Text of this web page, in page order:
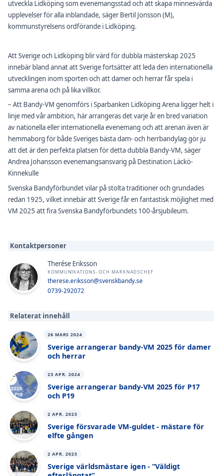
utveckla Lidköping som evenemangsstad och att skapa minnesvärda
upplevelser för alla inblandade, säger Bertil Jonsson (M),
kommunstyrelsens ordförande i Lidköping.
Att Sverige och Lidköping blir värd för dubbla mästerskap 2025
innebär bland annat att Sverige fortsätter att leda den internationella
utvecklingen inom sporten och att damer och herrar får spela i
samma arena och på lika villkor.
– Att Bandy-VM genomförs i Sparbanken Lidköping Arena ligger helt i
linje med vår ambition, här arrangeras det varje år en bred variation
av nationella eller internationella evenemang och att arenan även är
hemmaborg för både Sveriges bästa dam- och herrbandylag gör ju
att det är den perfekta platsen för detta dubbla Bandy-VM, säger
Andrea Johansson evenemangsansvarig på Destination Läckö-
Kinnekulle
Svenska Bandyförbundet vilar på stolta traditioner och grundades
redan 1925, vilket innebär att Sverige får en fantastisk möjlighet med
VM 2025 att fira Svenska Bandyförbundets 100-årsjubileum.
Kontaktpersoner
Therése Eriksson
KOMMUNIKATIONS- OCH MARKNADSCHEF
therese.eriksson@svenskbandy.se
0739-292072
Relaterat innehåll
26 MARS 2024
Sverige arrangerar bandy-VM 2025 för damer
och herrar
23 APR. 2024
Sverige arrangerar bandy-VM 2025 för P17
och P19
2 APR. 2023
Sverige försvarade VM-guldet - mästare för
elfte gången
2 APR. 2023
Sverige världsmästare igen - ”Väldigt